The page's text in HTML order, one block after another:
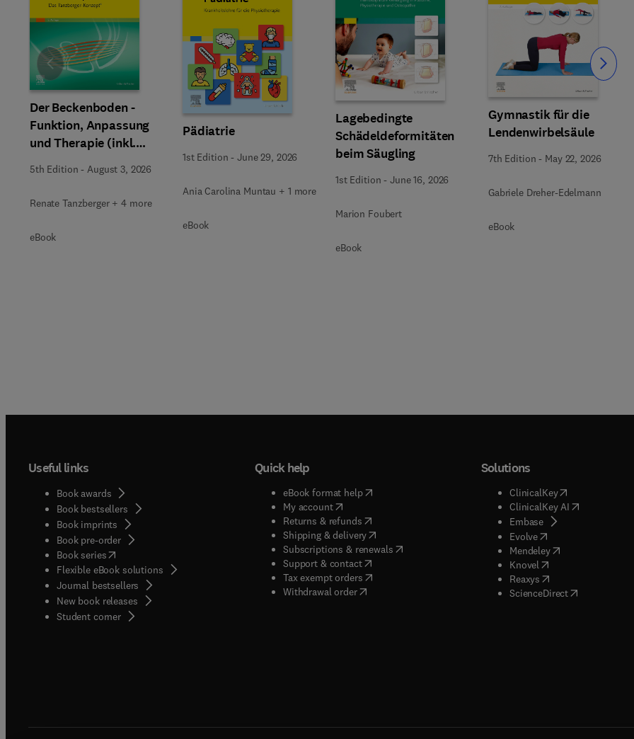
Der Beckenboden -
Funktion, Anpassung
und Therapie (inkl.
Zusatzmaterialien zum
Download)
5th Edition -August 3, 2026
Renate Tanzberger + 4 more
eBook
Pädiatrie
1st Edition -June 29, 2026
Ania Carolina Muntau + 1 more
eBook
Lagebedingte
Schädeldeformitäten
beim Säugling
1st Edition -June 16, 2026
Marion Foubert
eBook
Gymnastik für die
Lendenwirbelsäule
7th Edition - May 22, 2026
Gabriele Dreher-Edelmann
eBook
Slide Slide
Useful links
Book awards
Book bestsellers
Book imprints
Book pre-order
Book series(opens in new tab/window
Flexible eBook solutions
Journal bestsellers
New book releases
Student corner( opens in new tab/window
Quick help
eBook format help( opens in new tab/window
My account( opens in new tab/window
Returns & refunds( opens in new tab/window
Shipping & delivery(opens in new tab/window
Subscriptions & renewals( opens in new tab/window
)
Support & contact( opens in new tab/window
Tax exempt orders( opens in new tab/window
Withdrawal order
Solutions
ClinicalKey(opens in new
ClinicalKey AI( opens in
Embase(
opens in new tab/
Evolve( opens in new tab/
Mendeley( opens in new tab/
Knovel opens in new tab/
Reaxys opens in new tab/
ScienceDirect( opens in new